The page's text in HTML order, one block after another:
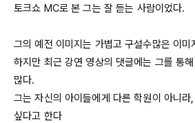
토크쇼 MC로 본 그는 잘 듣는 사람이었다.
그의 예전 이미지는 가볍고 구설수많은 이미
하지만 최근 강연 영상의 댓글에는 그를 통
많다.
그는 자신의 아이들에게 다른 학원이 아니
싶다고 한다